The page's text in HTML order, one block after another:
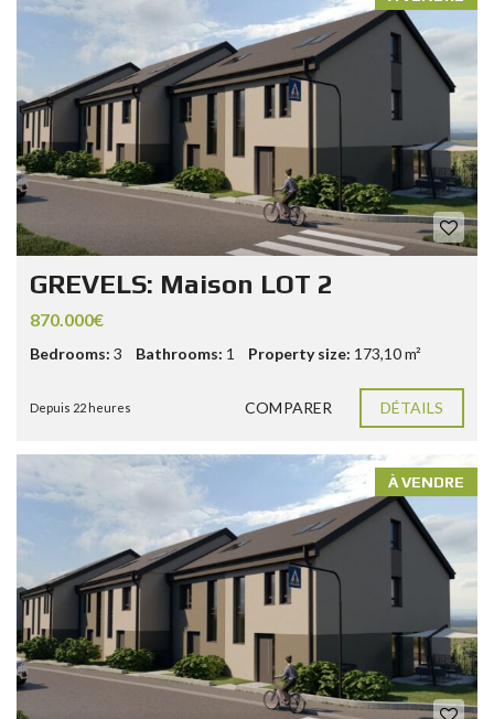
GREVELS: Maison LOT 2
870.000€
Bedrooms: 3 Bathrooms: 1 Property size: 173,10 m²
Depuis 22 heures COMPARER DÉTAILS
À VENDRE